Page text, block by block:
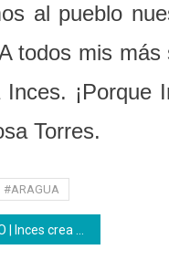
al pueblo
todos mis
Inces. ¡Porque
Torres.
#ARAGUA
del Tesoro para incorporación de aprendices